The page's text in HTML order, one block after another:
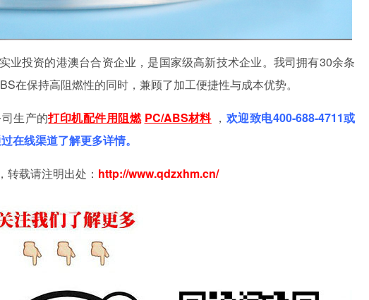
业投资的港澳台合资企业，是国家级高新技术企业。我司拥有30余条
在保持高阻燃性的同时，兼顾了加工便捷性与成本优势。
生产的打印机配件用阻燃 PC/ABS材料 ， 欢迎致电400-688-4711或
在线渠道了解更多详情。
载请注明出处： http://www.qdzxhm.cn/